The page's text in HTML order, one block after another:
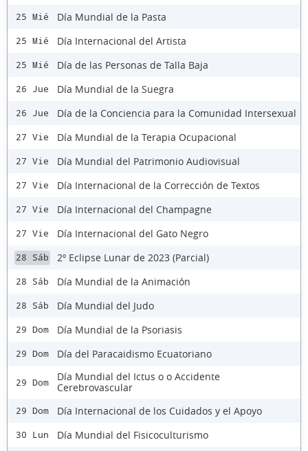
25 Mié Día Mundial de la Pasta
25 Mié Día Internacional del Artista
25 Mié Día de las Personas de Talla Baja
26 Jue Día Mundial de la Suegra
26 Jue Día de la Conciencia para la Comunidad Intersexual
27 Vie Día Mundial de la Terapia Ocupacional
27 Vie Día Mundial del Patrimonio Audiovisual
27 Vie Día Internacional de la Corrección de Textos
27 Vie Día Internacional del Champagne
27 Vie Día Internacional del Gato Negro
28 Sáb 2º Eclipse Lunar de 2023 (Parcial)
28 Sáb Día Mundial de la Animación
28 Sáb Día Mundial del Judo
29 Dom Día Mundial de la Psoriasis
29 Dom Día del Paracaidismo Ecuatoriano
29 Dom
Día Mundial del Ictus o o Accidente
Cerebrovascular
29 Dom Día Internacional de los Cuidados y el Apoyo
30 Lun Día Mundial del Fisicoculturismo